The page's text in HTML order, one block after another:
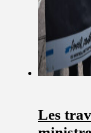
Les